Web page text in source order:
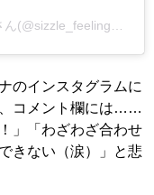
のインスタグラムに
コメント欄には……
」「わざわざ合わせ
きない（涙）」と悲